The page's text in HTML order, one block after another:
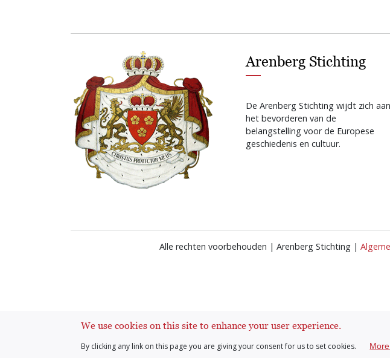
Arenberg Stichting
De Arenberg Stichting wijdt zich aan
het bevorderen van de
belangstelling voor de Europese
geschiedenis en cultuur.
Alle rechten voorbehouden | Arenberg Stichting |
We use cookies on this site to enhance your user experience.
By clicking any link on this page you are giving your consent for us to set cookies.